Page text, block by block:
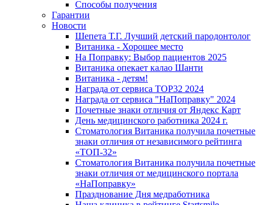
Способы получения
Гарантии
Новости
Шепета Т.Г. Лучший детский пародонтолог
Витаника - Хорошее место
На Поправку: Выбор пациентов 2025
Витаника опекает калао Шанти
Витаника - детям!
Награда от сервиса TOP32 2024
Награда от сервиса "НаПоправку" 2024
Почетные знаки отличия от Яндекс Карт
День медицинского работника 2024 г.
Стоматология Витаника получила почетные
знаки отличия от независимого рейтинга
«ТОП-32»
Стоматология Витаника получила почетные
знаки отличия от медицинского портала
«НаПоправку»
Празднование Дня медработника